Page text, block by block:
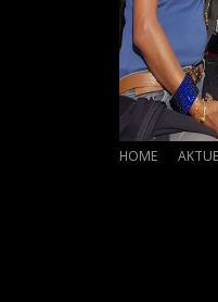
HOME